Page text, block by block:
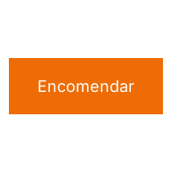
Encomendar